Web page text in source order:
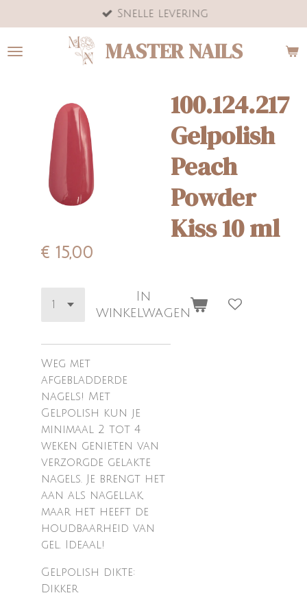
direct
naar
MASTER NAILS
Snelle levering
100.124.217
Gelpolish
Peach
Powder
Kiss 10 ml
€ 15,00
In
winkelwagen
Weg met
afgebladderde
nagels! Met
Gelpolish kun je
minimaal 2 tot 4
weken genieten van
verzorgde gelakte
nagels. Je brengt het
aan als nagellak,
maar het heeft de
houdbaarheid van
gel. Ideaal!
Gelpolish dikte:
Dikker